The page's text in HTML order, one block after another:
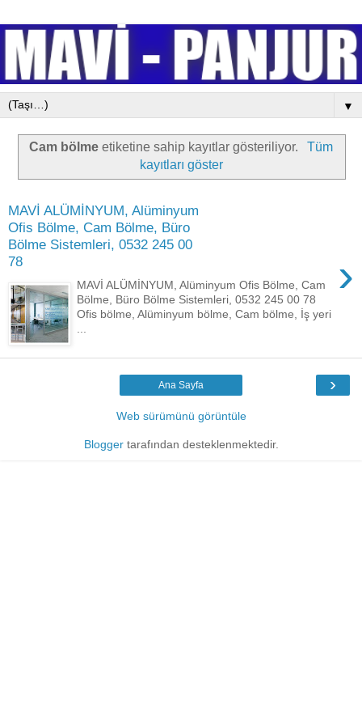
▼
Cam bölme etiketine sahip kayıtlar gösteriliyor.
Tüm
kayıtları göster
MAVİ ALÜMİNYUM, Alüminyum
Ofis Bölme, Cam Bölme, Büro
Bölme Sistemleri, 0532 245 00
78
›
MAVİ ALÜMİNYUM, Alüminyum Ofis Bölme, Cam
Bölme, Büro Bölme Sistemleri, 0532 245 00 78
Ofis bölme, Alüminyum bölme, Cam bölme, İş yeri
›
Ana Sayfa
Web sürümünü görüntüle
Bloggertarafından desteklenmektedir.